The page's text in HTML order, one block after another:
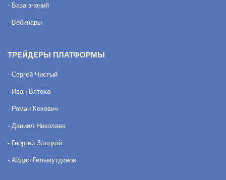
- База знаний
- Вебинары
ТРЕЙДЕРЫ ПЛАТФОРМЫ
- Сергей Чистый
- Иван Вятоха
- Роман Кохович
- Даниил Николаев
- Георгий Злоцкий
- Айдар Гильмутдинов